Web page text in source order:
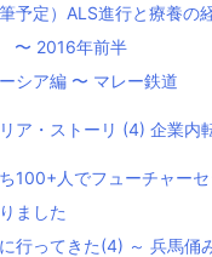
筆予定）ALS進行と療養の
〜 2016年前半
シア編 〜 マレー鉄道
ア・ストーリ (4) 企業内
100+人でフューチャーセ
ました
行ってきた(4) ～ 兵馬俑